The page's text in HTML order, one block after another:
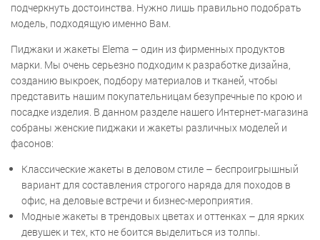
подчеркнуть достоинства. Нужно лишь правильно подобрать
модель, подходящую именно Вам.
Пиджаки и жакеты Elema – один из фирменных продуктов
марки. Мы очень серьезно подходим к разработке дизайна,
созданию выкроек, подбору материалов и тканей, чтобы
представить нашим покупательницам безупречные по крою и
посадке изделия. В данном разделе нашего Интернет-магазина
собраны женские пиджаки и жакеты различных моделей и
фасонов:
Классические жакеты в деловом стиле – беспроигрышный
вариант для составления строгого наряда для походов в
офис, на деловые встречи и бизнес-мероприятия.
Модные жакеты в трендовых цветах и оттенках – для ярких
девушек и тех, кто не боится выделиться из толпы.